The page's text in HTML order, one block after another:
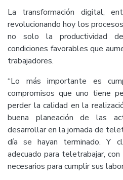
La transformación digital,
revolucionando hoy los
no solo la productividad
condiciones favorables que
trabajadores.
“Lo más importante es
compromisos que uno tiene
perder la calidad en la
buena planeación de las
desarrollar en la jornada de
día se hayan terminado. Y
adecuado para teletrabajar,
necesarios para cumplir sus